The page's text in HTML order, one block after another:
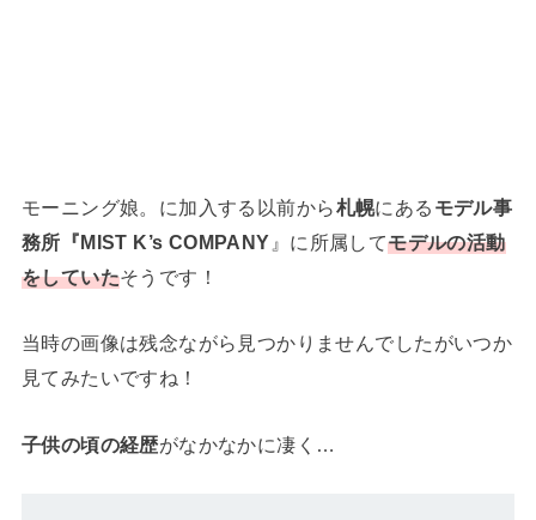
モーニング娘。に加入する以前から札幌にある モデル事
務所『MIST K’s COMPANY 』に所属してモデルの活動
をしていたそうです！
当時の画像は残念ながら見つかりませんでしたがいつか
見てみたいですね！
子供の頃の経歴がなかなかに凄く…